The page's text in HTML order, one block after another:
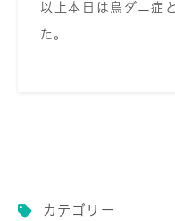
以上本日は鳥ダニ症
た。
カテゴリー